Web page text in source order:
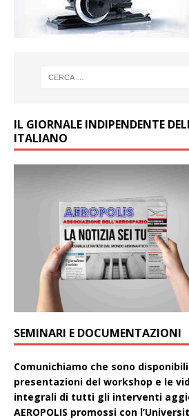
IL GIORNALE INDIPENDENTE
ITALIANO
SEMINARI E DOCUMENTAZIONI
Comunichiamo che sono
presentazioni del workshop e le
integrali di tutti gli interventi
AEROPOLIS promossi con